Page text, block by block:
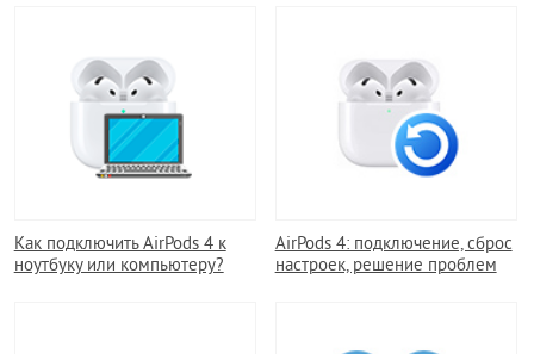
Как подключить AirPods 4 к
ноутбуку или компьютеру?
AirPods 4: подключение, сброс
настроек, решение проблем